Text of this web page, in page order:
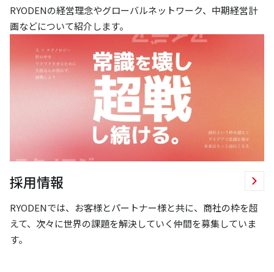
RYODENの経営理念やグローバルネットワーク、中期経営計
画などについて紹介します。
採用情報
RYODENでは、お客様とパートナー様と共に、商社の枠を超
えて、次々に世界の課題を解決していく仲間を募集していま
す。